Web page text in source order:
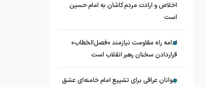
اخلاص و ارادت مردم کاشان به امام حسین
است
ادامه راه مقاومت نیازمند «فصل‌الخطاب»
قراردادن سخنان رهبر انقلاب است
جوانان عراقی برای تشییع امام خامنه‌ای عشق